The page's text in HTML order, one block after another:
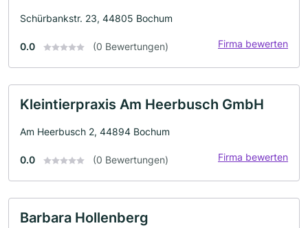
Schürbankstr. 23, 44805 Bochum
0.0 (0 Bewertungen) Firma bewerten
Kleintierpraxis Am Heerbusch GmbH
Am Heerbusch 2, 44894 Bochum
0.0 (0 Bewertungen) Firma bewerten
Barbara Hollenberg